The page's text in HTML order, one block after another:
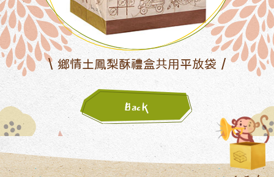
鄉情土鳳梨酥禮盒共用平放袋
Back